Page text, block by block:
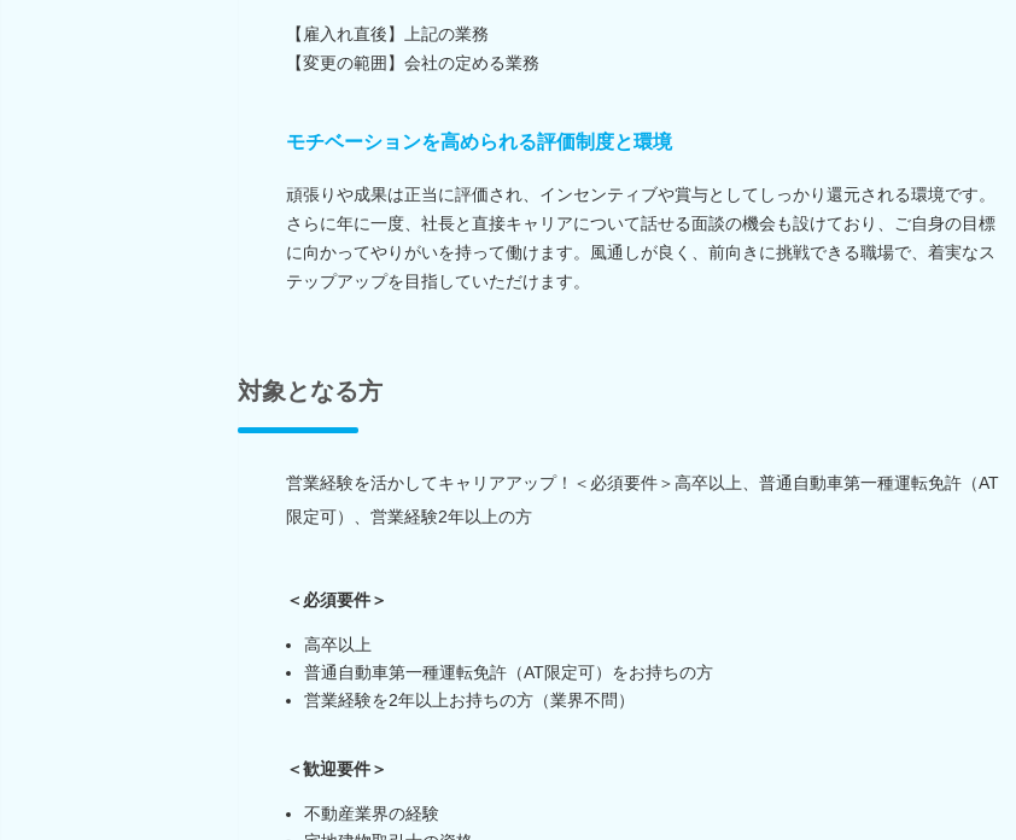
【雇入れ直後】上記の業務
【変更の範囲】会社の定める業務
モチベーションを高められる評価制度と環境
頑張りや成果は正当に評価され、インセンティブや賞与としてしっかり還元される環境です。
さらに年に一度、社長と直接キャリアについて話せる面談の機会も設けており、ご自身の目標
に向かってやりがいを持って働けます。風通しが良く、前向きに挑戦できる職場で、着実なス
テップアップを目指していただけます。
対象となる方
営業経験を活かしてキャリアアップ！＜必須要件＞高卒以上、普通自動車第一種運転免許（AT
限定可）、営業経験2年以上の方
＜必須要件＞
高卒以上
普通自動車第一種運転免許（AT限定可）をお持ちの方
営業経験を2年以上お持ちの方（業界不問）
＜歓迎要件＞
不動産業界の経験